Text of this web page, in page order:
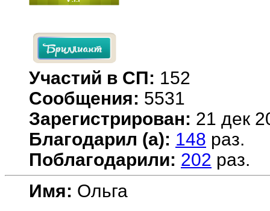
Участий в СП: 152
Сообщения: 5531
Зарегистрирован: 21 дек
Благодарил (а): 148 раз.
Поблагодарили: 202 раз.
Имя: Ольга